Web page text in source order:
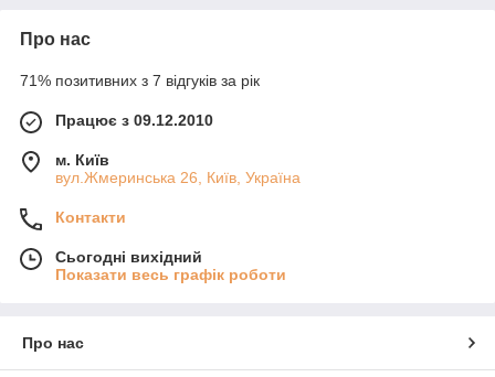
Про нас
71% позитивних з 7 відгуків за рік
Працює з 09.12.2010
м. Київ
вул.Жмеринська 26, Київ, Україна
Контакти
Сьогодні вихідний
Показати весь графік роботи
Про нас